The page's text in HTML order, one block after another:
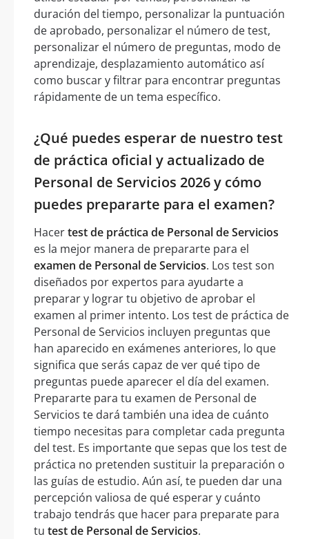
duración del tiempo, personalizar la puntuación
de aprobado, personalizar el número de test,
personalizar el número de preguntas, modo de
aprendizaje, desplazamiento automático así
como buscar y filtrar para encontrar preguntas
rápidamente de un tema específico.
¿Qué puedes esperar de nuestro test
de práctica oficial y actualizado de
Personal de Servicios 2026 y cómo
puedes prepararte para el examen?
Hacertest de práctica de Personal de Servicios
es la mejor manera de prepararte para el
examen de Personal de Servicios. Los test son
diseñados por expertos para ayudarte a
preparar y lograr tu objetivo de aprobar el
examen al primer intento. Los test de práctica de
Personal de Servicios incluyen preguntas que
han aparecido en exámenes anteriores, lo que
significa que serás capaz de ver qué tipo de
preguntas puede aparecer el día del examen.
Prepararte para tu examen de Personal de
Servicios te dará también una idea de cuánto
tiempo necesitas para completar cada pregunta
del test. Es importante que sepas que los test de
práctica no pretenden sustituir la preparación o
las guías de estudio. Aún así, te pueden dar una
percepción valiosa de qué esperar y cuánto
trabajo tendrás que hacer para preparate para
tu test de Personal de Servicios.